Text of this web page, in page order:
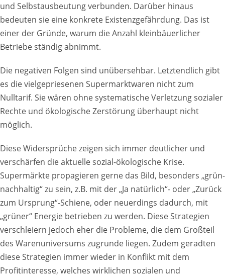
und Selbstausbeutung verbunden. Darüber hinaus
bedeuten sie eine konkrete Existenzgefährdung. Das ist
einer der Gründe, warum die Anzahl kleinbäuerlicher
Betriebe ständig abnimmt.
Die negativen Folgen sind unübersehbar. Letztendlich gibt
es die vielgepriesenen Supermarktwaren nicht zum
Nulltarif. Sie wären ohne systematische Verletzung sozialer
Rechte und ökologische Zerstörung überhaupt nicht
möglich.
Diese Widersprüche zeigen sich immer deutlicher und
verschärfen die aktuelle sozial-ökologische Krise.
Supermärkte propagieren gerne das Bild, besonders „grün-
nachhaltig“ zu sein, z.B. mit der „Ja natürlich“- oder „Zurück
zum Ursprung“-Schiene, oder neuerdings dadurch, mit
„grüner“ Energie betrieben zu werden. Diese Strategien
verschleiern jedoch eher die Probleme, die dem Großteil
des Warenuniversums zugrunde liegen. Zudem geradten
diese Strategien immer wieder in Konflikt mit dem
Profitinteresse, welches wirklichen sozialen und